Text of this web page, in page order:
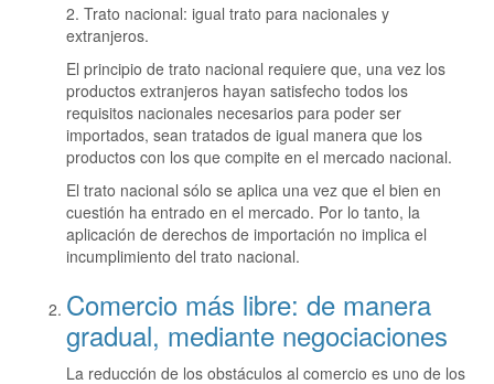
2. Trato nacional: igual trato para nacionales y
extranjeros.
El principio de trato nacional requiere que, una vez los
productos extranjeros hayan satisfecho todos los
requisitos nacionales necesarios para poder ser
importados, sean tratados de igual manera que los
productos con los que compite en el mercado nacional.
El trato nacional sólo se aplica una vez que el bien en
cuestión ha entrado en el mercado. Por lo tanto, la
aplicación de derechos de importación no implica el
incumplimiento del trato nacional.
Comercio más libre: de manera
gradual, mediante negociaciones
La reducción de los obstáculos al comercio es uno de los